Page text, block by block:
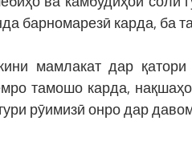
барномарезӣ карда, ба
мамлакат дар
тамошо карда,
рӯимизӣ онро дар